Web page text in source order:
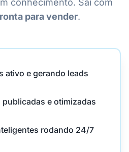
para vender.
ativo e gerando leads
e otimizadas
rodando 24/7